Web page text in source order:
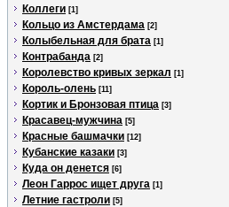
Коллеги [1]
Кольцо из Амстердама [2]
Колыбельная для брата [1]
Контрабанда [2]
Королевство кривых зеркал [1]
Король-олень [11]
Кортик и Бронзовая птица [3]
Красавец-мужчина [5]
Красные башмачки [12]
Кубанские казаки [3]
Куда он денется [6]
Леон Гаррос ищет друга [1]
Летние гастроли [5]